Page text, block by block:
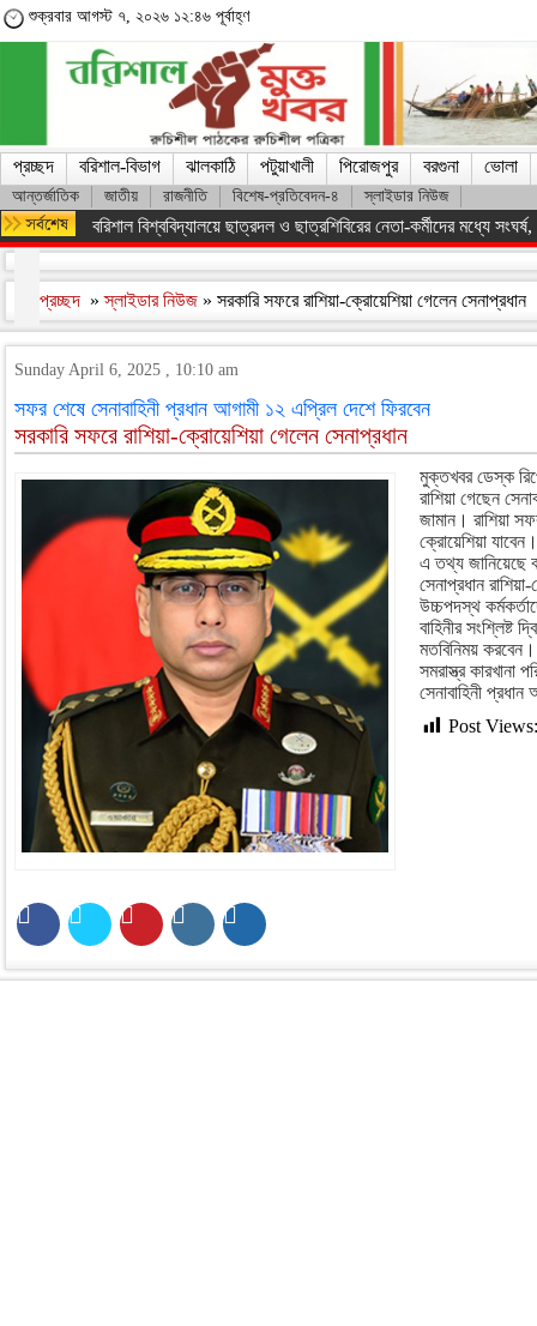
শুক্রবার আগস্ট ৭, ২০২৬ ১২:৪৬ পূর্বাহ্ণ
প্রচ্ছদ বরিশাল-বিভাগ ঝালকাঠি পটুয়াখালী পিরোজপুর বরগুনা ভোলা
আন্তর্জাতিক জাতীয় রাজনীতি বিশেষ-প্রতিবেদন-৪ স্লাইডার নিউজ
অসংখ্য শহিদের রক্তের বিনিময়ে ফ্যাসিস্ট সরকারকে হটানো সম্ভব হয়েছে :
প্রচ্ছদ »স্লাইডার নিউজ » সরকারি সফরে রাশিয়া-ক্রোয়েশিয়া গেলেন সেনাপ্রধান
Sunday April 6, 2025 , 10:10 am
সফর শেষে সেনাবাহিনী প্রধান আগামী ১২ এপ্রিল দেশে ফিরবেন
সরকারি সফরে রাশিয়া-ক্রোয়েশিয়া গেলেন সেনাপ্রধান
মুক্তখবর ডেস্ক
রাশিয়া গেছেন
জামান। রাশিয়া
ক্রোয়েশিয়া
এ তথ্য জানিয়েছে
সেনাপ্রধান
উচ্চপদস্থ
বাহিনীর সংশ্লিষ্ট
মতবিনিময়
সমরাস্ত্র কারখানা
সেনাবাহিনী
Post Views: